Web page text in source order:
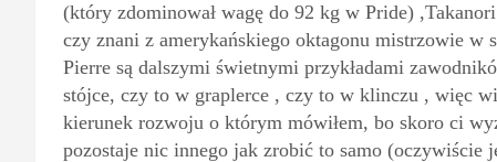
(który zdominował wagę do 92 kg w Pride)
czy znani z amerykańskiego oktagonu mistrzowie w
Pierre są dalszymi świetnymi przykładami
stójce, czy to w graplerce , czy to w klinczu , więc
kierunek rozwoju o którym mówiłem, bo skoro ci
pozostaje nic innego jak zrobić to samo